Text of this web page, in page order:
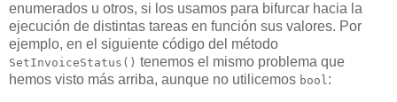
enumerados u otros, si los usamos para bifurcar hacia la
ejecución de distintas tareas en función sus valores. Por
ejemplo, en el siguiente código del método
SetInvoiceStatus() tenemos el mismo problema que
hemos visto más arriba, aunque no utilicemos bool: